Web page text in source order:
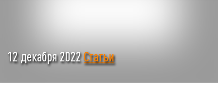
12 декабря 2022Статьи